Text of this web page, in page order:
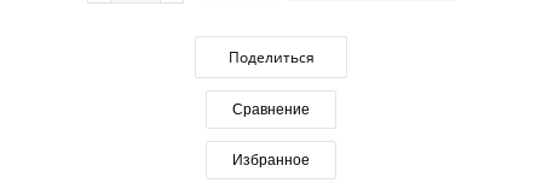
Поделиться
Сравнение
Избранное